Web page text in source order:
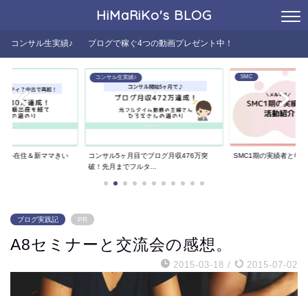
HiMaRiKo's BLOG
コンサル生実績♪ ブログで稼ぐ4つの動画プレゼント中！
外在住＆新ママきい
コンサル生実績♪
コンサル5ヶ月目でブログ月収476万突
破！先月までフルタ...
SMC
SMC1期の実績者と年
ブログ実践記 PR
A8セミナーと交流会の感想。
2015-03-18 / 2015-07-02